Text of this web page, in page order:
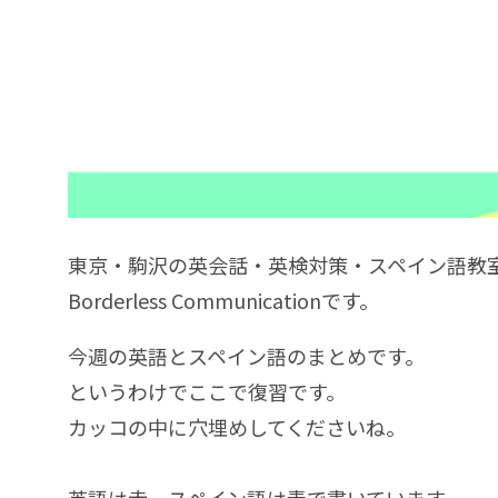
東京・駒沢の英会話・英検対策・スペイン語教
Borderless Communicationです。
今週の英語とスペイン語のまとめです。
というわけでここで復習です。
カッコの中に穴埋めしてくださいね。